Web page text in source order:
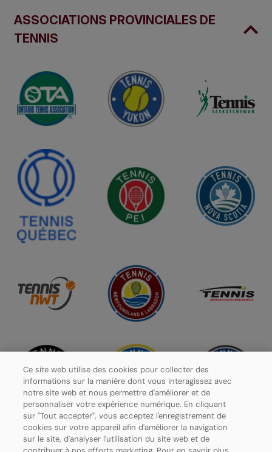
ASSOCIATIONS PROVINCIALES DE
TENNIS
Ce site web utilise des cookies pour collecter des
informations sur la manière dont vous interagissez avec
notre site web et nous permettre d'améliorer et de
personnaliser votre expérience numérique. En cliquant
sur "Tout accepter", vous acceptez l'enregistrement de
cookies sur votre appareil afin d'améliorer la navigation
sur le site, d'analyser l'utilisation du site web et de